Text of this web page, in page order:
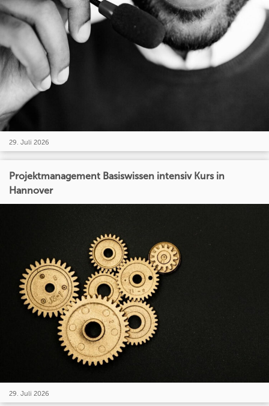
29. Juli 2026
Projektmanagement Basiswissen intensiv Kurs in
Hannover
29. Juli 2026